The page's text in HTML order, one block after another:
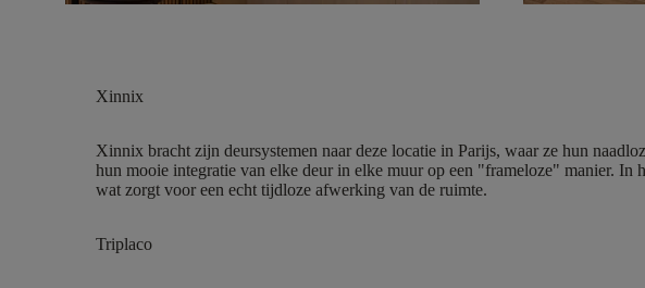
Xinnix
Xinnix bracht zijn deursystemen naar deze locatie in Parijs, waar ze hun
hun mooie integratie van elke deur in elke muur op een "frameloze" manier.
wat zorgt voor een echt tijdloze afwerking van de ruimte.
Triplaco